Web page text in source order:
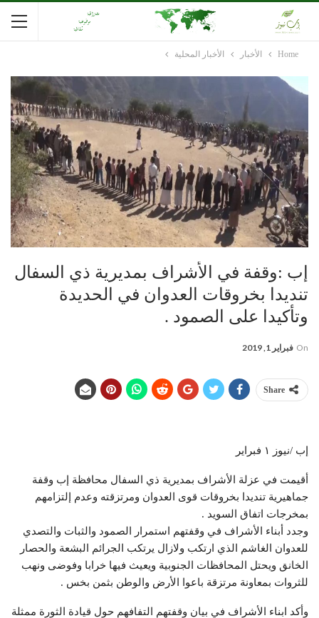
Home الأخبار الأخبار المحلية
إب :وقفة في الأشراف بمديرية ذي السفال
تنديدا بخروقات العدوان في الحديدة
وتأكيدا على الصمود .
On فبراير 1, 2019
Share
إب /نيوز ١ فبراير
أقيمت في عزلة الأشراف بمديرية ذي السفال محافظة إب وقفة
جماهيرية تنديدا بخروقات قوى العدوان ومرتزقته وعدم إلتزامهم
بمخرجات اتفاق السويد .
وجدد أبناء الأشراف في وقفتهم استمرار الصمود والثبات والتصدي
للعدوان الغاشم الذي ارتكب ولازال يرتكب الجرائم البشعة والحصار
الخانق ويحتل المحافظات الجنوبية ويعيث فيها خرابا وفوضى ونهب
للثروات بمعاونة مرتزقة باعوا الأرض والوطن بثمن بخس .
وأكد ابناء الأشراف في بيان وقفتهم التفافهم حول قيادة الثورة ممثلة